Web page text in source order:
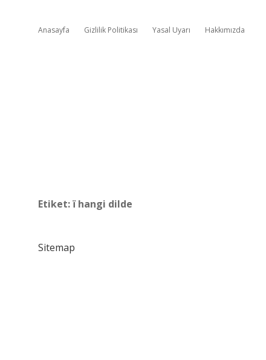
Anasayfa Gizlilik Politikası Yasal Uyarı Hakkımızda
Etiket:ï hangi dilde
Sitemap